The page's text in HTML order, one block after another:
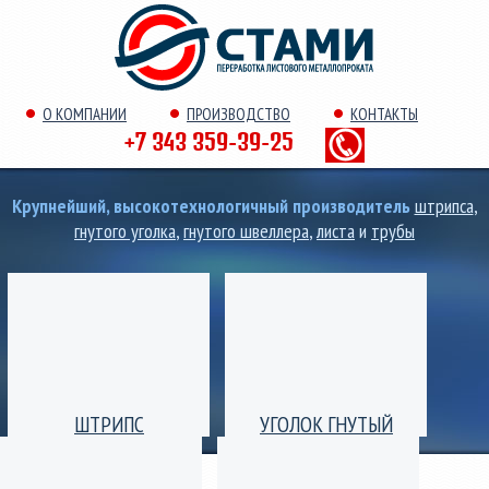
О КОМПАНИИ ПРОИЗВОДСТВО КОНТАКТЫ
+7 343 359-39-25
Крупнейший, высокотехнологичный производительштрипса,
гнутого уголка,гнутого швеллера,листаи трубы
ШТРИПС УГОЛОК ГНУТЫЙ